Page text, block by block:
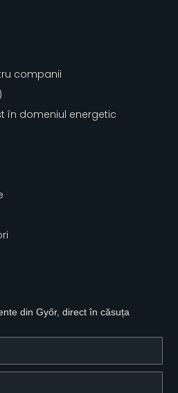
companii
în domeniul energetic
din Győr, direct în căsuța